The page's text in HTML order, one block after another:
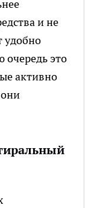
и не
удобно
очередь это
активно